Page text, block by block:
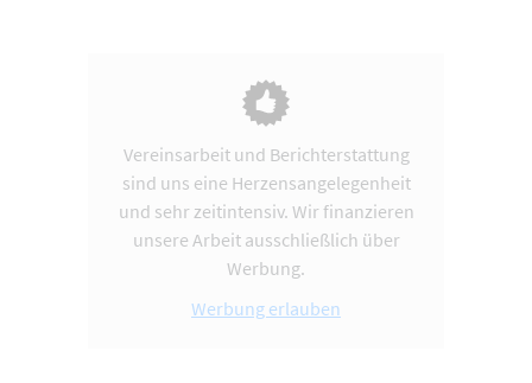
Vereinsarbeit und Berichterstattung
sind uns eine Herzensangelegenheit
und sehr zeitintensiv. Wir finanzieren
unsere Arbeit ausschließlich über
Werbung.
Werbung erlauben